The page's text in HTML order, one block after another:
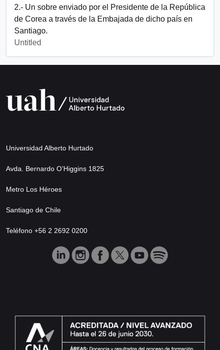
2.- Un sobre enviado por el Presidente de la República
de Corea a través de la Embajada de dicho país en
Santiago.
Untitled
Universidad Alberto Hurtado
Avda. Bernardo O’Higgins 1825
Metro Los Héroes
Santiago de Chile
Teléfono +56 2 2692 0200